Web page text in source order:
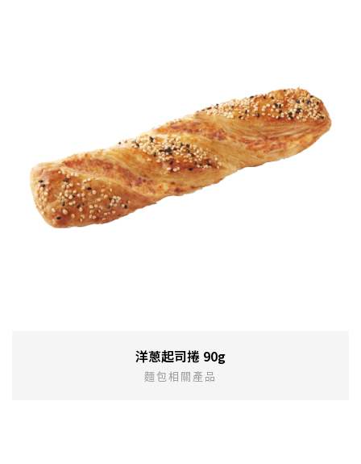
洋蔥起司捲 90g
麵包相關產品